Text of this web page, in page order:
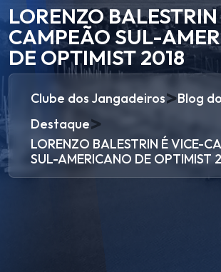
LORENZO
CAMPEÃO SUL-
DE OPTIMIST 2018
Clube dos Jangadeiros>Blog
Destaque>
LORENZO BALESTRIN É VICE-
SUL-AMERICANO DE OPTIMIST